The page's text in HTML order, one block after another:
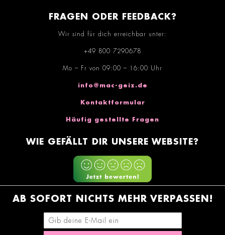
FRAGEN ODER FEEDBACK?
Wir sind für dich erreichbar unter:
+49 800 7290678
Mo – Fr von 09:00 – 16:00 Uhr
info@mac-geiz.de
Kontaktformular
Häufig gestellte Fragen
WIE GEFÄLLT DIR UNSERE WEBSITE?
AB SOFORT NICHTS MEHR VERPASSEN!
E-Mail-Adresse eingeben